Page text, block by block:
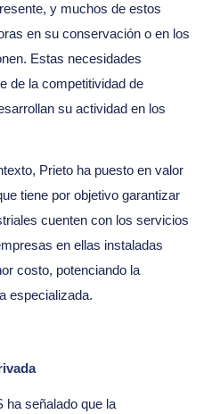
y muchos de estos
en su conservación o en los
Estas necesidades
de la competitividad de
su actividad en los
Prieto ha puesto en valor
tiene por objetivo garantizar
cuenten con los servicios
en ellas instaladas
costo, potenciando la
especializada.
ha señalado que la